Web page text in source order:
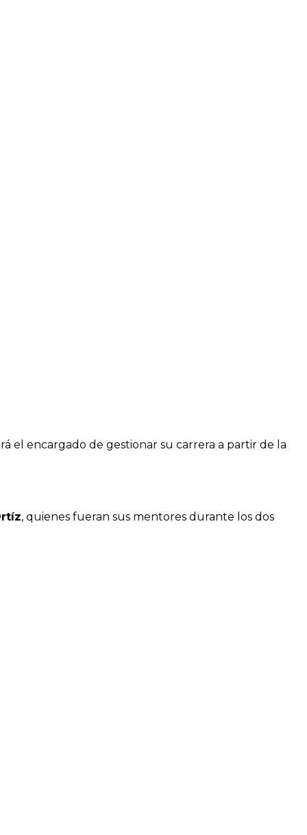
el encargado de gestionar su carrera a partir de la
, quienes fueran sus mentores durante los dos